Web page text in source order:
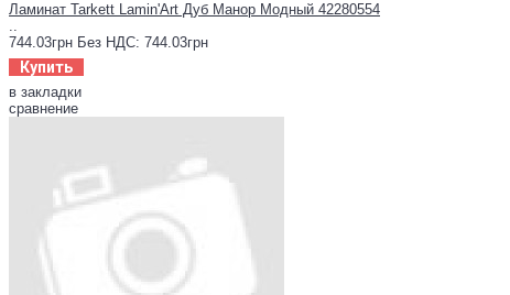
Ламинат Tarkett Lamin'Art Дуб Манор Модный 42280554
..
744.03грн Без НДС: 744.03грн
Купить
в закладки
сравнение